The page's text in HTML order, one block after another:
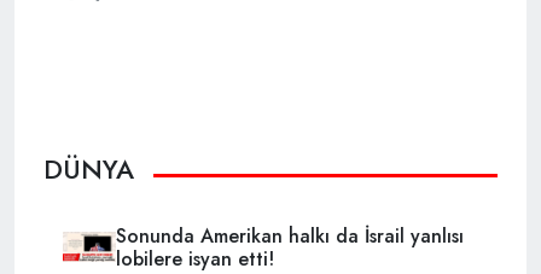
DÜNYA
Sonunda Amerikan halkı da İsrail yanlısı
lobilere isyan etti!